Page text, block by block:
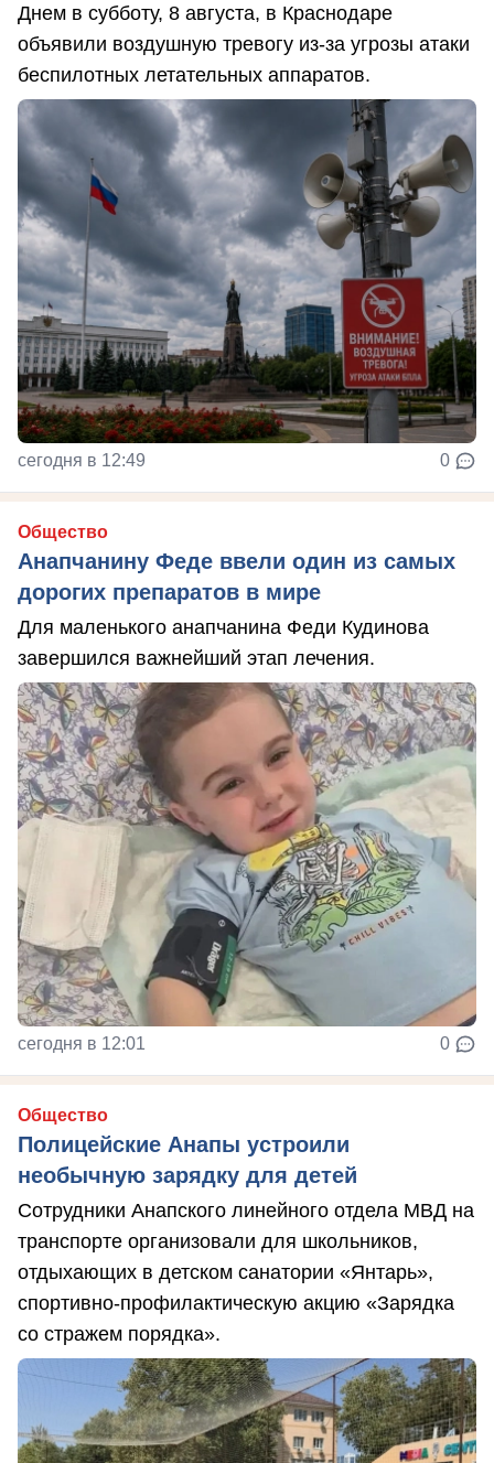
Днем в субботу, 8 августа, в Краснодаре
объявили воздушную тревогу из-за угрозы атаки
беспилотных летательных аппаратов.
сегодня в 12:49 0
Общество
Анапчанину Феде ввели один из самых
дорогих препаратов в мире
Для маленького анапчанина Феди Кудинова
завершился важнейший этап лечения.
сегодня в 12:01 0
Общество
Полицейские Анапы устроили
необычную зарядку для детей
Сотрудники Анапского линейного отдела МВД на
транспорте организовали для школьников,
отдыхающих в детском санатории «Янтарь»,
спортивно-профилактическую акцию «Зарядка
со стражем порядка».